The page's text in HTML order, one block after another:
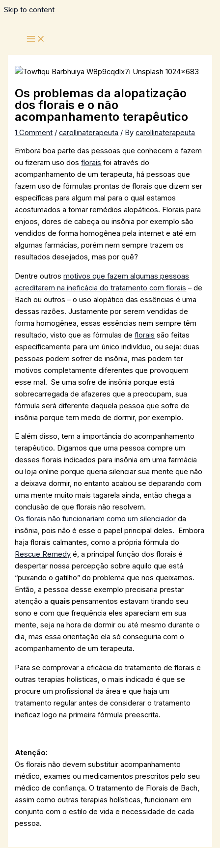
Skip to content
Os problemas da alopatização
dos florais e o não
acompanhamento terapêutico
1 Comment /carollinaterapeuta / Bycarollinaterapeuta
Embora boa parte das pessoas que conhecem e fazem
ou fizeram uso dosflorais foi através do
acompanhamento de um terapeuta, há pessoas que
fazem uso de fórmulas prontas de florais que dizem ser
específicas para algum mal para o qual estamos
acostumados a tomar remédios alopáticos. Florais para
enjoos, dores de cabeça ou insônia por exemplo são
vendidos de forma homogênea pela internet e até em
algumas farmácias, porém nem sempre trazem os
resultados desejados, mas por quê?
Dentre outrosmotivos que fazem algumas pessoas
acreditarem na ineficácia do tratamento com florais – de
Bach ou outros – o uso alopático das essências é uma
dessas razões. Justamente por serem vendidas de
forma homogênea, essas essências nem sempre têm
resultado, visto que as fórmulas deflorais são feitas
especificamente para um único indivíduo, ou seja: duas
pessoas podem sofrer de insônia, mas podem ter
motivos completamente diferentes que provoquem
esse mal. Se uma sofre de insônia porque está
sobrecarregada de afazeres que a preocupam, sua
fórmula será diferente daquela pessoa que sofre de
insônia porque tem medo de dormir, por exemplo.
E além disso, tem a importância do acompanhamento
terapêutico. Digamos que uma pessoa compre um
desses florais indicados para insônia em uma farmácia
ou loja online porque queria silenciar sua mente que não
a deixava dormir, no entanto acabou se deparando com
uma mente muito mais tagarela ainda, então chega a
conclusão de que florais não resolvem.
Os florais não funcionariam como um silenciador da
insônia, pois não é esse o papel principal deles. Embora
haja florais calmantes, como a própria fórmula do
Rescue Remedy é, a principal função dos florais é
despertar nossa percepção sobre aquilo que está
“puxando o gatilho” do problema que nos queixamos.
Então, a pessoa desse exemplo precisaria prestar
atenção a quais pensamentos estavam tirando seu
sono e com que frequência eles apareciam em sua
mente, seja na hora de dormir ou até mesmo durante o
dia, mas essa orientação ela só conseguiria com o
acompanhamento de um terapeuta.
Para se comprovar a eficácia do tratamento de florais e
outras terapias holísticas, o mais indicado é que se
procure um profissional da área e que haja um
tratamento regular antes de considerar o tratamento
ineficaz logo na primeira fórmula preescrita.
Atenção:
Os florais não devem substituir acompanhamento
médico, exames ou medicamentos prescritos pelo seu
médico de confiança. O tratamento de Florais de Bach,
assim como outras terapias holísticas, funcionam em
conjunto com o estilo de vida e necessidade de cada
pessoa.